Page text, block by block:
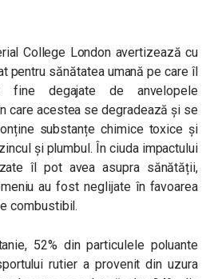
College London avertizează cu
pentru sănătatea umană pe care îl
fine degajate de anvelopele
care acestea se degradează și se
substanțe chimice toxice și
și plumbul. În ciuda impactului
îl pot avea asupra sănătății,
au fost neglijate în favoarea
combustibil.
52% din particulele poluante
rutier a provenit din uzura